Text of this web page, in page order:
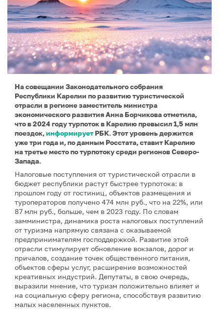
На совещании Законодательного собрания
Республики Карелии по развитию туристической
отрасли в регионе заместитель министра
экономического развития Анна Борчикова отметила,
что в 2024 году турпоток в Карелию превысил 1,5 млн
поездок,информирует РБК. Этот уровень держится
уже три года и, по данным Росстата, ставит Карелию
на третье место по турпотоку среди регионов Северо-
Запада.
Налоговые поступления от туристической отрасли в
бюджет республики растут быстрее турпотока: в
прошлом году от гостиниц, объектов размещения и
туроператоров получено 474 млн руб., что на 22%, или
87 млн руб., больше, чем в 2023 году. По словам
замминистра, динамика роста налоговых поступлений
от туризма напрямую связана с оказываемой
предпринимателям господдержкой. Развитие этой
отрасли стимулирует обновление вокзалов, дорог и
причалов, создание точек общественного питания,
объектов сферы услуг, расширение возможностей
креативных индустрий. Депутаты, в свою очередь,
выразили мнение, что туризм положительно влияет и
на социальную сферу региона, способствуя развитию
малых населенных пунктов.